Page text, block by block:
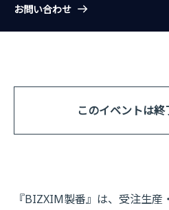
お問い合わせ
このイベントは終
『BIZXIM製番』は、受注生